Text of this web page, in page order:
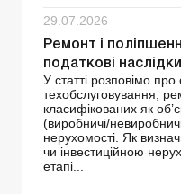
29.07.2026
Ремонт і
податкові наслідки
У статті розповімо про
техобслуговування,
класифікованих як
(виробничі/
нерухомості. Як
чи інвестиційною
етапі...